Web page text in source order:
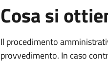
Cosa si
Il procedimento
provvedimento. In caso